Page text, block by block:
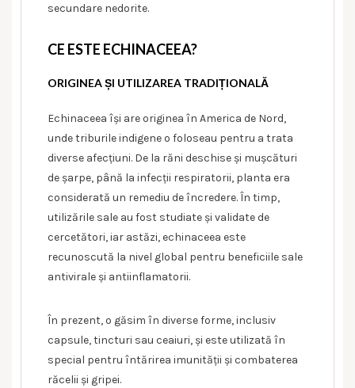
secundare nedorite.
CE ESTE ECHINACEEA?
ORIGINEA ȘI UTILIZAREA TRADIȚIONALĂ
Echinaceea își are originea în America de Nord,
unde triburile indigene o foloseau pentru a trata
diverse afecțiuni. De la răni deschise și mușcături
de șarpe, până la infecții respiratorii, planta era
considerată un remediu de încredere. În timp,
utilizările sale au fost studiate și validate de
cercetători, iar astăzi, echinaceea este
recunoscută la nivel global pentru beneficiile sale
antivirale și antiinflamatorii.
În prezent, o găsim în diverse forme, inclusiv
capsule, tincturi sau ceaiuri, și este utilizată în
special pentru întărirea imunității și combaterea
răcelii și gripei.